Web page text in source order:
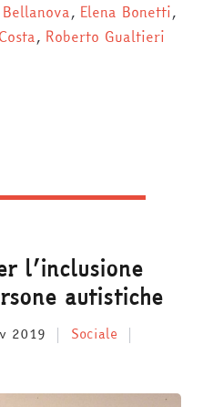
, Elena Bonetti,
, Roberto Gualtieri
l’inclusione
autistiche
2019
Sociale